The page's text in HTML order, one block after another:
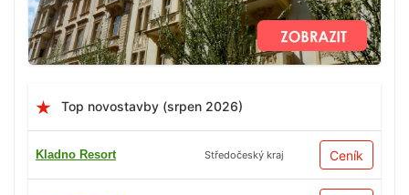
Top novostavby (srpen 2026)
Kladno Resort Středočeský kraj Ceník